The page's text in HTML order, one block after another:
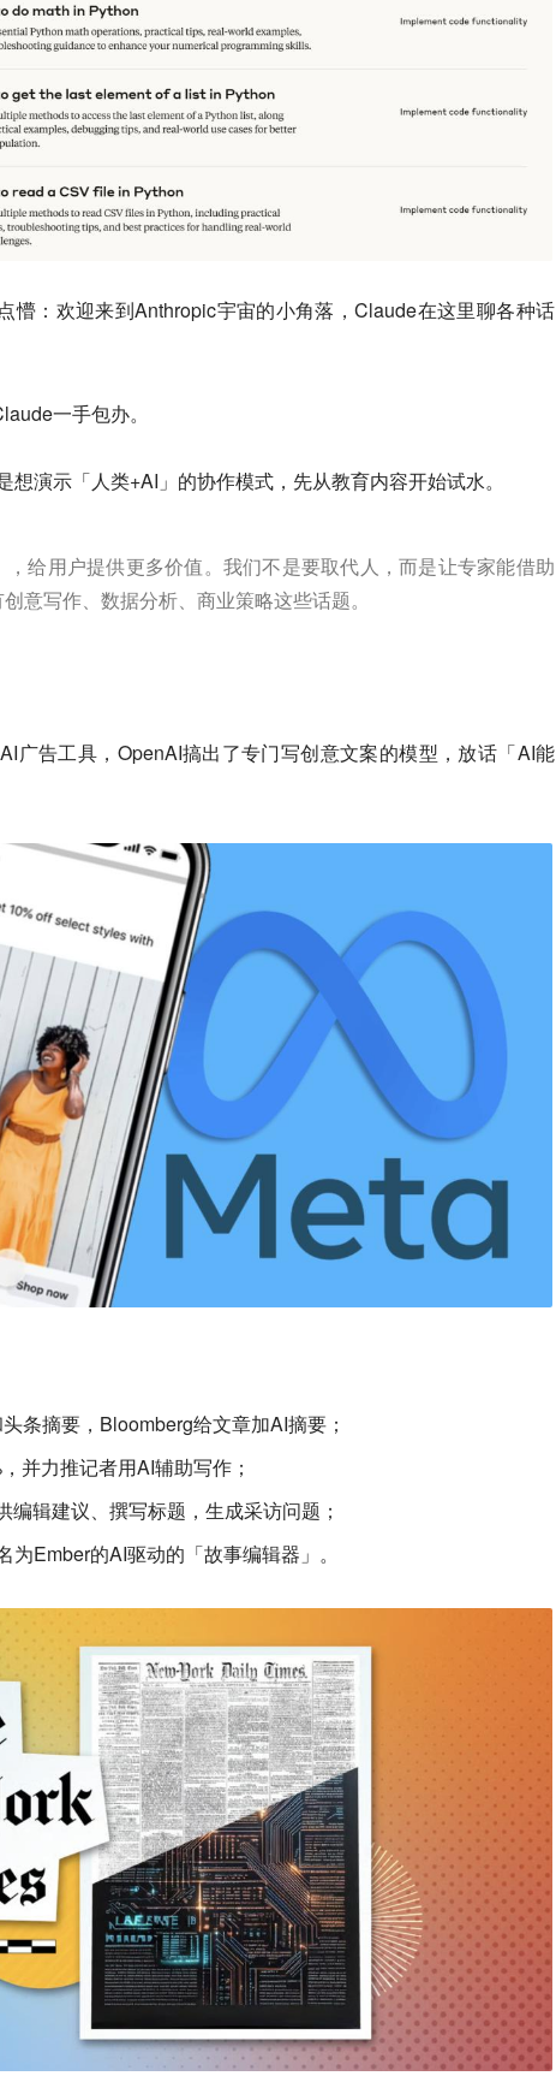
懵：欢迎来到Anthropic宇宙的小角落，Claude在这里聊各种话
一手包办。
演示「人类+AI」的协作模式，先从教育内容开始试水。
给用户提供更多价值。我们不是要取代人，而是让专家能借助
意写作、数据分析、商业策略这些话题。
广告工具，OpenAI搞出了专门写创意文案的模型，放话「AI能
条摘要，Bloomberg给文章加AI摘要；
并力推记者用AI辅助写作；
编辑建议、撰写标题，生成采访问题；
为Ember的AI驱动的「故事编辑器」。